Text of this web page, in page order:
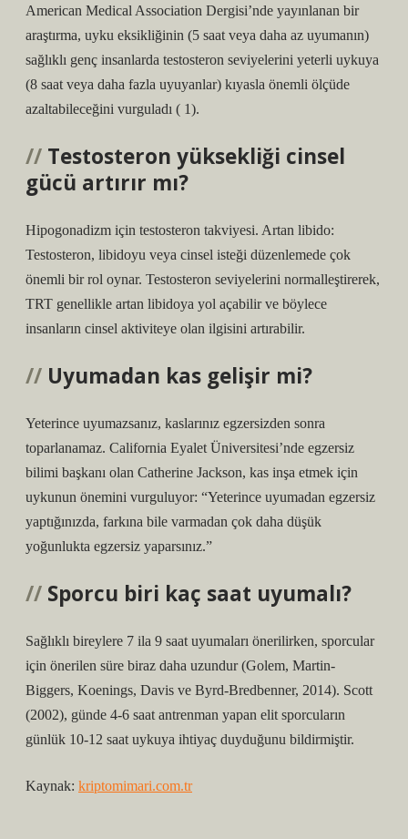
American Medical Association Dergisi’nde yayınlanan bir
araştırma, uyku eksikliğinin (5 saat veya daha az uyumanın)
sağlıklı genç insanlarda testosteron seviyelerini yeterli uykuya
(8 saat veya daha fazla uyuyanlar) kıyasla önemli ölçüde
azaltabileceğini vurguladı ( 1).
Testosteron yüksekliği cinsel
gücü artırır mı?
Hipogonadizm için testosteron takviyesi. Artan libido:
Testosteron, libidoyu veya cinsel isteği düzenlemede çok
önemli bir rol oynar. Testosteron seviyelerini normalleştirerek,
TRT genellikle artan libidoya yol açabilir ve böylece
insanların cinsel aktiviteye olan ilgisini artırabilir.
Uyumadan kas gelişir mi?
Yeterince uyumazsanız, kaslarınız egzersizden sonra
toparlanamaz. California Eyalet Üniversitesi’nde egzersiz
bilimi başkanı olan Catherine Jackson, kas inşa etmek için
uykunun önemini vurguluyor: “Yeterince uyumadan egzersiz
yaptığınızda, farkına bile varmadan çok daha düşük
yoğunlukta egzersiz yaparsınız.”
Sporcu biri kaç saat uyumalı?
Sağlıklı bireylere 7 ila 9 saat uyumaları önerilirken, sporcular
için önerilen süre biraz daha uzundur (Golem, Martin-
Biggers, Koenings, Davis ve Byrd-Bredbenner, 2014). Scott
(2002), günde 4-6 saat antrenman yapan elit sporcuların
günlük 10-12 saat uykuya ihtiyaç duyduğunu bildirmiştir.
Kaynak: kriptomimari.com.tr